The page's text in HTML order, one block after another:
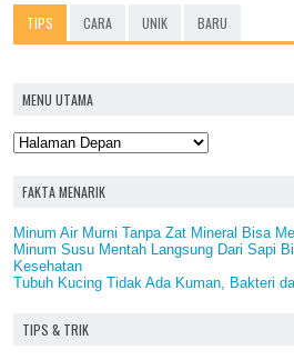
TIPS CARA UNIK BARU
MENU UTAMA
FAKTA MENARIK
Minum Air Murni Tanpa Zat Mineral Bisa
Minum Susu Mentah Langsung Dari Sapi
Kesehatan
Tubuh Kucing Tidak Ada Kuman, Bakteri
TIPS & TRIK